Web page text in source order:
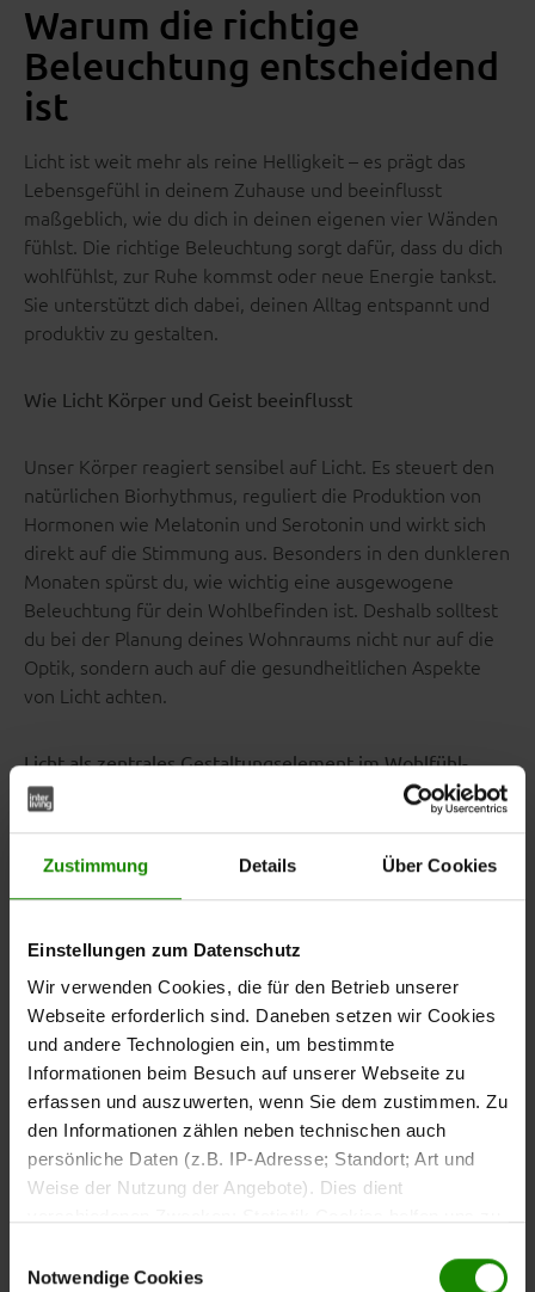
Zustimmung Details Über Cookies
Einstellungen zum Datenschutz
Wir verwenden Cookies, die für den Betrieb unserer
Webseite erforderlich sind. Daneben setzen wir Cookies
und andere Technologien ein, um bestimmte
Informationen beim Besuch auf unserer Webseite zu
erfassen und auszuwerten, wenn Sie dem zustimmen. Zu
den Informationen zählen neben technischen auch
persönliche Daten (z.B. IP-Adresse; Standort; Art und
Weise der Nutzung der Angebote). Dies dient
nutzen, indem sie Informationen sammeln und sie
Notwendige Cookies
Warum die richtige
Beleuchtung entscheidend
ist
Licht ist weit mehr als reine Helligkeit – es prägt das
Lebensgefühl in deinem Zuhause und beeinflusst
maßgeblich, wie du dich in deinen eigenen vier Wänden
fühlst. Die richtige Beleuchtung sorgt dafür, dass du dich
wohlfühlst, zur Ruhe kommst oder neue Energie tankst.
Sie unterstützt dich dabei, deinen Alltag entspannt und
produktiv zu gestalten.
Wie Licht Körper und Geist beeinflusst
Unser Körper reagiert sensibel auf Licht. Es steuert den
natürlichen Biorhythmus, reguliert die Produktion von
Hormonen wie Melatonin und Serotonin und wirkt sich
direkt auf die Stimmung aus. Besonders in den dunkleren
Monaten spürst du, wie wichtig eine ausgewogene
Beleuchtung für dein Wohlbefinden ist. Deshalb solltest
du bei der Planung deines Wohnraums nicht nur auf die
Optik, sondern auch auf die gesundheitlichen Aspekte
von Licht achten.
Licht als zentrales Gestaltungselement im Wohlfühl-
Zuhause
Mit Licht schaffst du Atmosphäre, setzt gezielt Akzente
Besonderheiten hervor, grenzt verschiedene
lebendig. So entsteht ein harmonisches Wohngefühl, das
zum Verweilen und Entspannen einlädt.
Räume gekonnt in Szene setzen – mit der richtigen
Beleuchtung
Jeder Raum in deinem Zuhause hat einen eigenen
Charakter und stellt besondere Anforderungen an das
nur Wohnträume zum Strahlen, sondern schaffst ein